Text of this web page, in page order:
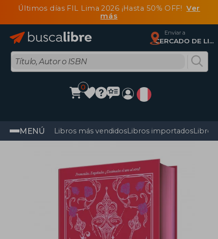
Últimos días FIL Lima 2026 ¡Hasta 50% OFF!Ver
más
Enviar a
CERCADO DE LIMA, Lima
0
MENÚ Libros más vendidosLibros importadosLibros